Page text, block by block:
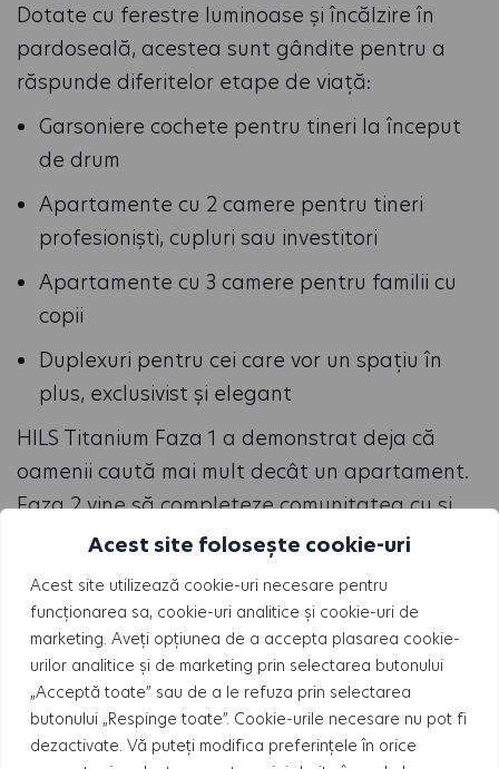
Acest site folosește cookie-uri
Acest site utilizează cookie-uri necesare pentru
funcționarea sa, cookie-uri analitice și cookie-uri de
marketing. Aveți opțiunea de a accepta plasarea cookie-
urilor analitice și de marketing prin selectarea butonului
„Acceptă toate” sau de a le refuza prin selectarea
butonului „Respinge toate”. Cookie-urile necesare nu pot fi
dezactivate. Vă puteți modifica preferințele în orice
Dotate cu ferestre luminoase și încălzire în
pardoseală, acestea sunt gândite pentru a
răspunde diferitelor etape de viață:
Garsoniere cochete pentru tineri la început
de drum
Apartamente cu 2 camere pentru tineri
profesioniști, cupluri sau investitori
Apartamente cu 3 camere pentru familii cu
copii
Duplexuri pentru cei care vor un spațiu în
plus, exclusivist și elegant
HILS Titanium Faza 1 a demonstrat deja că
oamenii caută mai mult decât un apartament.
Faza 2 vine să completeze comunitatea cu și
mai mulți locatari, iar ansamblul devine astfel o
investiție în stabilitate și în calitatea vieții.
Alegerea unui apartament în proiectul nostru
este o decizie care aduce beneficii atât acum,
cât și peste ani, pentru tine, pentru familie și
pentru viitorul tău.
Contactează-ne pentru mai multe detalii sau